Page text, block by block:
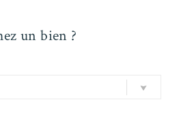
un bien ?